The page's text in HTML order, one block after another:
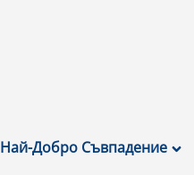
Най-Добро Съвпадение